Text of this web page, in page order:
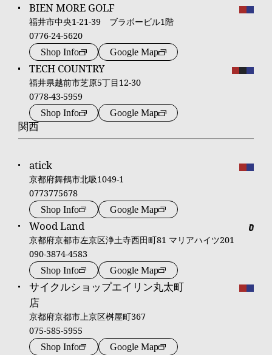
BIEN MORE GOLF
福井市中央1-21-39 ブラボービル1階
0776-24-5620
Shop Info Google Map
TECH COUNTRY
福井県越前市芝原5丁目12-30
0778-43-5959
Shop Info Google Map
関西
atick
京都府舞鶴市北吸1049-1
0773775678
Shop Info Google Map
Wood Land
京都府京都市左京区浄土寺西田町81 マリアハイツ201
090-3874-4583
Shop Info Google Map
サイクルショップエイリン丸太町
店
京都府京都市上京区桝屋町367
075-585-5955
Shop Info Google Map